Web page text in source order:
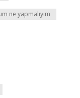
ne yapmalıyım